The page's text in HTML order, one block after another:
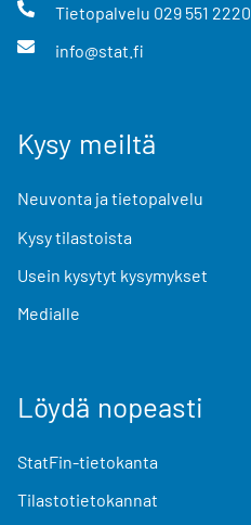
Tietopalvelu 029 551 2220
info@stat.fi
Kysy meiltä
Neuvonta ja tietopalvelu
Kysy tilastoista
Usein kysytyt kysymykset
Medialle
Löydä nopeasti
StatFin-tietokanta
Tilastotietokannat